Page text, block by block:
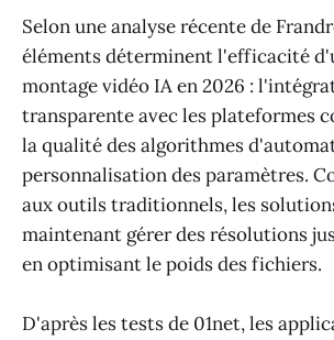
Selon une analyse récente de
éléments déterminent l'efficacité
montage vidéo IA en 2026 :
transparente avec les plateformes
la qualité des algorithmes
personnalisation des paramètres.
aux outils traditionnels, les
maintenant gérer des résolutions
en optimisant le poids des fichiers.
D'après les tests de 01net, les